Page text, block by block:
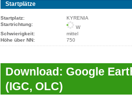
Startplätze
Startplatz:
KYRENIA
Startrichtung:
W
Schwierigkeit:
mittel
Höhe über NN:
750
Download: Google
(IGC, OLC)